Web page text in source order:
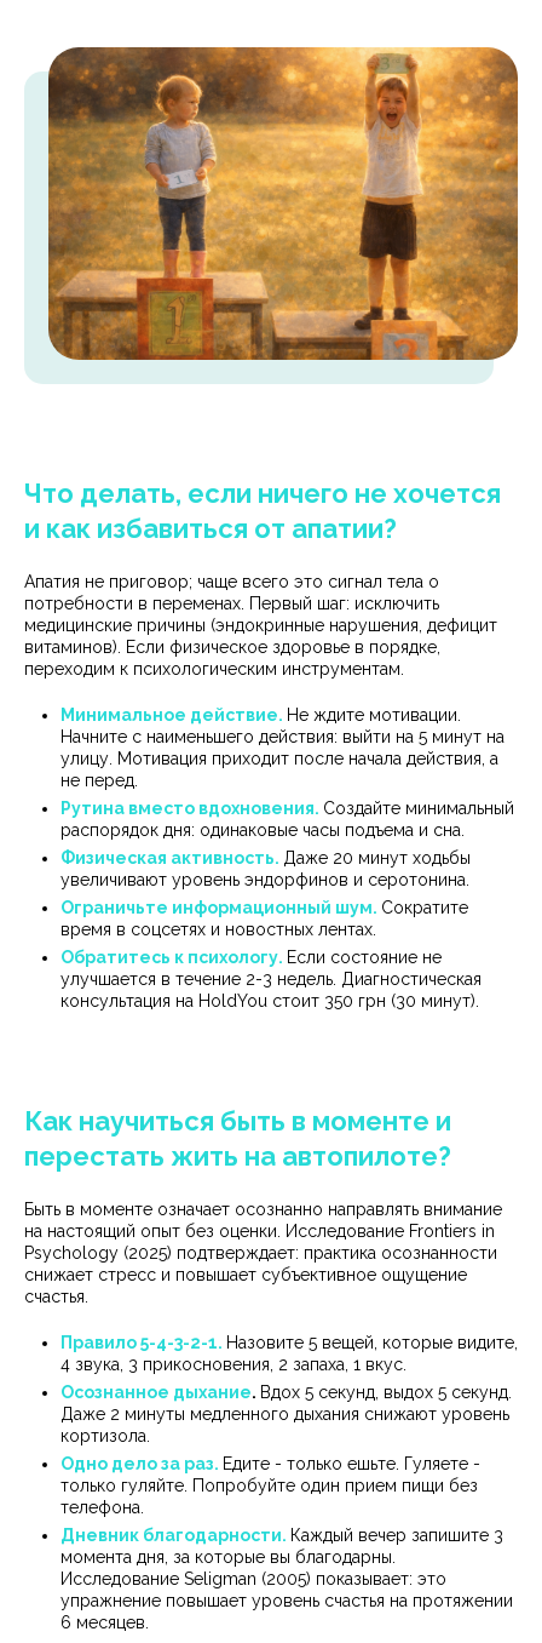
Что делать, если ничего не хочется
и как избавиться от апатии?
Апатия не приговор; чаще всего это сигнал тела о
потребности в переменах. Первый шаг: исключить
медицинские причины (эндокринные нарушения, дефицит
витаминов). Если физическое здоровье в порядке,
переходим к психологическим инструментам.
Минимальное действие. Не ждите мотивации.
Начните с наименьшего действия: выйти на 5 минут на
улицу. Мотивация приходит после начала действия, а
не перед.
Рутина вместо вдохновения. Создайте минимальный
распорядок дня: одинаковые часы подъема и сна.
Физическая активность. Даже 20 минут ходьбы
увеличивают уровень эндорфинов и серотонина.
Ограничьте информационный шум. Сократите
время в соцсетях и новостных лентах.
Обратитесь к психологу. Если состояние не
улучшается в течение 2-3 недель. Диагностическая
консультация на HoldYou стоит 350 грн (30 минут).
Как научиться быть в моменте и
перестать жить на автопилоте?
Быть в моменте означает осознанно направлять внимание
на настоящий опыт без оценки. Исследование Frontiers in
Psychology (2025) подтверждает: практика осознанности
снижает стресс и повышает субъективное ощущение
счастья.
Правило 5-4-3-2-1. Назовите 5 вещей, которые видите,
4 звука, 3 прикосновения, 2 запаха, 1 вкус.
Осознанное дыхание. Вдох 5 секунд, выдох 5 секунд.
Даже 2 минуты медленного дыхания снижают уровень
кортизола.
Одно дело за раз. Едите - только ешьте. Гуляете -
только гуляйте. Попробуйте один прием пищи без
телефона.
Дневник благодарности. Каждый вечер запишите 3
момента дня, за которые вы благодарны.
Исследование Seligman (2005) показывает: это
упражнение повышает уровень счастья на протяжении
6 месяцев.